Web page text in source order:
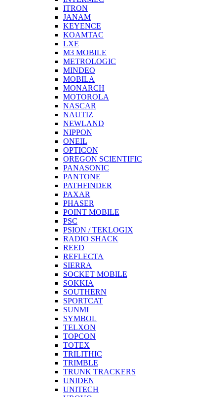
ITRON
JANAM
KEYENCE
KOAMTAC
LXE
M3 MOBILE
METROLOGIC
MINDEO
MOBILA
MONARCH
MOTOROLA
NASCAR
NAUTIZ
NEWLAND
NIPPON
ONEIL
OPTICON
OREGON SCIENTIFIC
PANASONIC
PANTONE
PATHFINDER
PAXAR
PHASER
POINT MOBILE
PSC
PSION / TEKLOGIX
RADIO SHACK
REED
REFLECTA
SIERRA
SOCKET MOBILE
SOKKIA
SOUTHERN
SPORTCAT
SUNMI
SYMBOL
TELXON
TOPCON
TOTEX
TRILITHIC
TRIMBLE
TRUNK TRACKERS
UNIDEN
UNITECH